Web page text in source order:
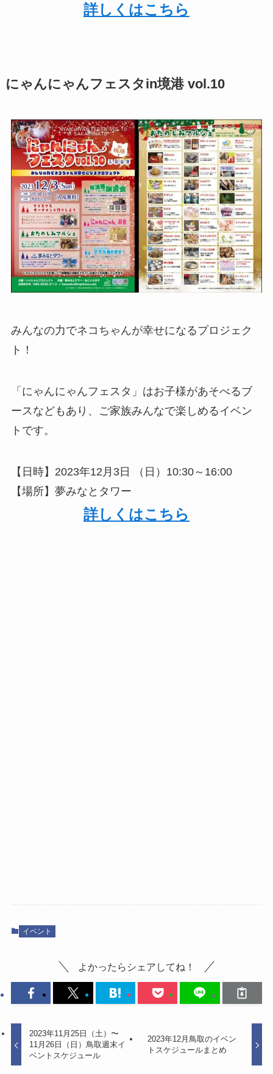
詳しくはこちら
にゃんにゃんフェスタin境港 vol.10
みんなの力でネコちゃんが幸せになるプロジェク
ト！
「にゃんにゃんフェスタ」はお子様があそべるブ
ースなどもあり、ご家族みんなで楽しめるイベン
トです。
【日時】2023年12月3日 （日）10:30～16:00
【場所】夢みなとタワー
詳しくはこちら
イベント
よかったらシェアしてね！
2023年11月25日（土）〜
11月26日（日）鳥取週末イ
ベントスケジュール
2023年12月鳥取のイベン
トスケジュールまとめ